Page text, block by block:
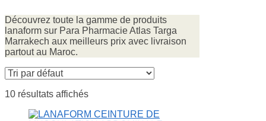
Découvrez toute la gamme de produits
lanaform sur Para Pharmacie Atlas Targa
Marrakech aux meilleurs prix avec livraison
partout au Maroc.
10 résultats affichés